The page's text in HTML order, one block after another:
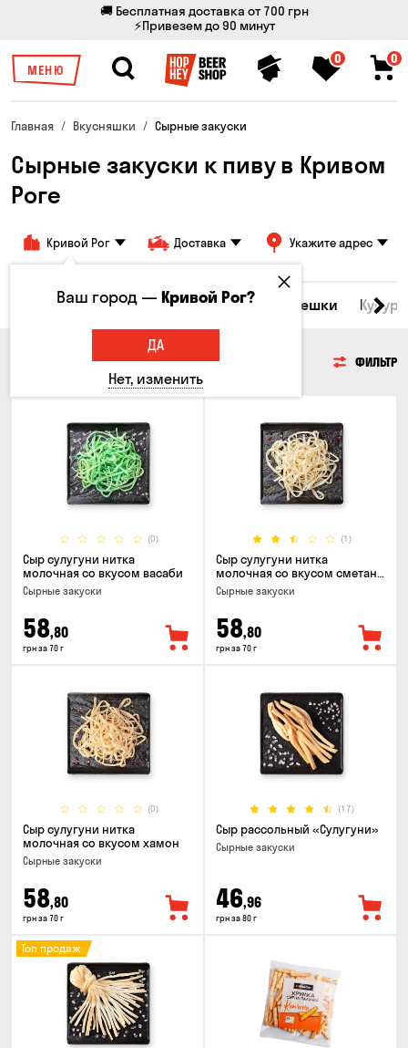
🚚 Бесплатная доставка от 700 грн
⚡Привезем до 90 минут
МЕНЮ
0 0
Главная Вкусняшки Cырные закуски
Сырные закуски к пиву в Кривом
Роге
Кривой Рог Доставка Укажите адрес
Морепродукты Сырные закуски Орешки
СЫРНЫЕ ЗАКУСКИ ФИЛЬТР
(0)
Сыр сулугуни нитка
молочная со вкусом васаби
Cырные закуски
58,80
грн за 70 г
(1)
Сыр сулугуни нитка
молочная со вкусом сметаны
и зелени
Cырные закуски
58,80
грн за 70 г
(0)
Сыр сулугуни нитка
молочная со вкусом хамон
Cырные закуски
58,80
грн за 70 г
(17)
Сыр рассольный «Сулугуни»
Cырные закуски
46,96
грн за 80 г
Топ продаж
Ваш город —Кривой Рог?
ДА
Нет, изменить